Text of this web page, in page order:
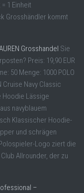
1 Einheit
Grosshändler kommt
Grosshandel Sie
Preis: 19,90 EUR
50 Menge: 1000 POLO
Cruise Navy Classic
Lässige
navyblauem
Klassischer Hoodie-
und schrägen
Logo ziert die
Allrounder, der zu
–